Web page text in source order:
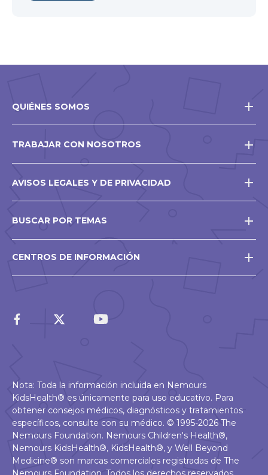
QUIÉNES SOMOS
TRABAJAR CON NOSOTROS
AVISOS LEGALES Y DE PRIVACIDAD
BUSCAR POR TEMAS
CENTROS DE INFORMACIÓN
Nota: Toda la información incluida en Nemours
KidsHealth® es únicamente para uso educativo. Para
obtener consejos médicos, diagnósticos y tratamientos
específicos, consulte con su médico. © 1995-2026 The
Nemours Foundation. Nemours Children's Health®,
Nemours KidsHealth®, KidsHealth®, y Well Beyond
Medicine® son marcas comerciales registradas de The